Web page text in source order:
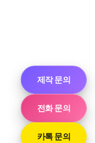
제작 문의
전화 문의
카톡 문의